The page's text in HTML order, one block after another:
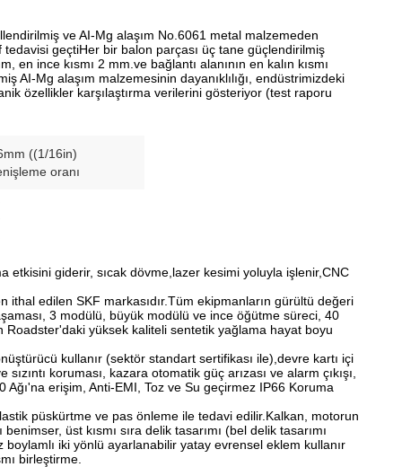
ve AI-Mg alaşım No.6061 metal malzemeden
tedavisi geçtiHer bir balon parçası üç tane güçlendirilmiş
ince kısmı 2 mm.ve bağlantı alanının en kalın kısmı
AI-Mg alaşım malzemesinin dayanıklılığı, endüstrimizdeki
özellikler karşılaştırma verilerini gösteriyor (test raporu
((1/16in)
oranı
etkisini giderir, sıcak dövme,lazer kesimi yoluyla işlenir,CNC
ithal edilen SKF markasıdır.Tüm ekipmanların gürültü değeri
3 modülü, büyük modülü ve ince öğütme süreci, 40
Roadster'daki yüksek kaliteli sentetik yağlama hayat boyu
kullanır (sektör standart sertifikası ile),devre kartı içi
koruması, kazara otomatik güç arızası ve alarm çıkışı,
erişim, Anti-EMI, Toz ve Su geçirmez IP66 Koruma
püskürtme ve pas önleme ile tedavi edilir.Kalkan, motorun
üst kısmı sıra delik tasarımı (bel delik tasarımı
iki yönlü ayarlanabilir yatay evrensel eklem kullanır
birleştirme.